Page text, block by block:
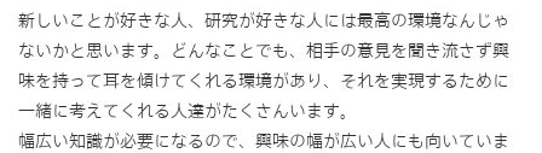
新しいことが好きな人、研究が好きな人には最高の環境なんじゃ
ないかと思います。どんなことでも、相手の意見を聞き流さず興
味を持って耳を傾けてくれる環境があり、それを実現するために
一緒に考えてくれる人達がたくさんいます。
幅広い知識が必要になるので、興味の幅が広い人にも向いていま